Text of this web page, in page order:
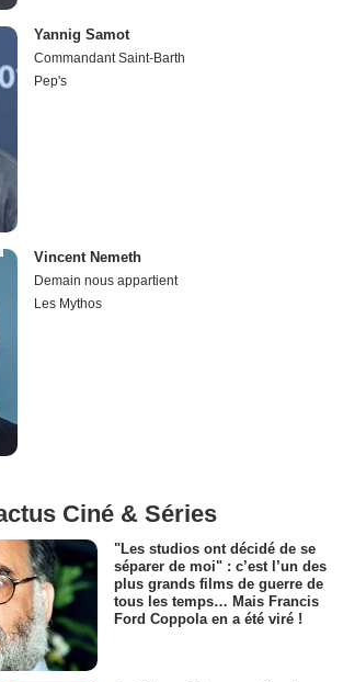
Yannig Samot
Commandant Saint-Barth
Pep's
Vincent Nemeth
Demain nous appartient
Les Mythos
Ciné & Séries
"Les studios ont décidé de se
séparer de moi" : c’est l’un des
plus grands films de guerre de
tous les temps… Mais Francis
Ford Coppola en a été viré !